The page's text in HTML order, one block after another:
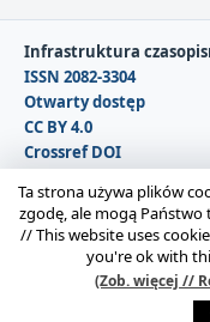
Infrastruktura
ISSN 2082-3304
Otwarty dostęp
CC BY 4.0
Crossref DOI
Copyright © 2026
Stowarzyszenia
Ta strona używa plików
zgodę, ale mogą Państwo
//This website uses
you're ok with
(Zob. więcej //